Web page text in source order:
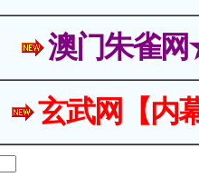
澳门朱雀
玄武网【内